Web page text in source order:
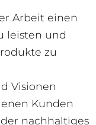
Arbeit einen
leisten und
zu
Visionen
Kunden
nachhaltiges